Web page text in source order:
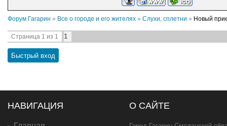
Форум Гагарин » Все о городе и его жителях » Слухи, сплетни » Новый
Страница 1 из 1 1
НАВИГАЦИЯ О САЙТЕ